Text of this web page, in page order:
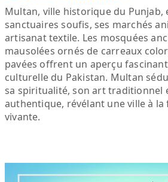
Multan, ville historique du Punjab,
sanctuaires soufis, ses marchés
artisanat textile. Les mosquées
mausolées ornés de carreaux
pavées offrent un aperçu
culturelle du Pakistan. Multan
sa spiritualité, son art traditionnel
authentique, révélant une ville à
vivante.